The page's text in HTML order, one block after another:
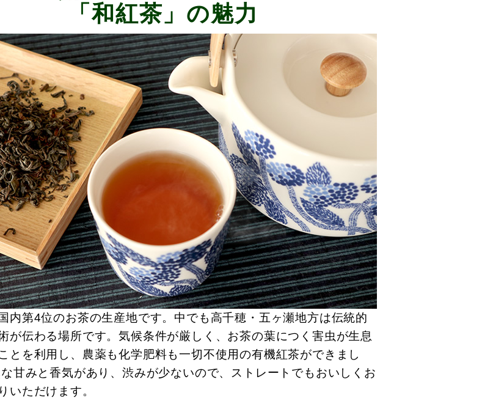
「和紅茶」の魅力
内第4位のお茶の生産地です。中でも高千穂・五ヶ瀬地方は伝統的
が伝わる場所です。気候条件が厳しく、お茶の葉につく害虫が生息
とを利用し、農薬も化学肥料も一切不使用の有機紅茶ができまし
甘みと香気があり、渋みが少ないので、ストレートでもおいしくお
いただけます。